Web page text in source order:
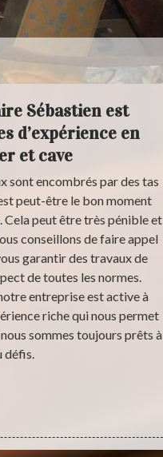
Sébastien est
d’expérience en
et cave
sont encombrés par des tas
peut-être le bon moment
peut être très pénible et
conseillons de faire appel
garantir des travaux de
de toutes les normes.
entreprise est active à
riche qui nous permet
sommes toujours prêts à
défis.